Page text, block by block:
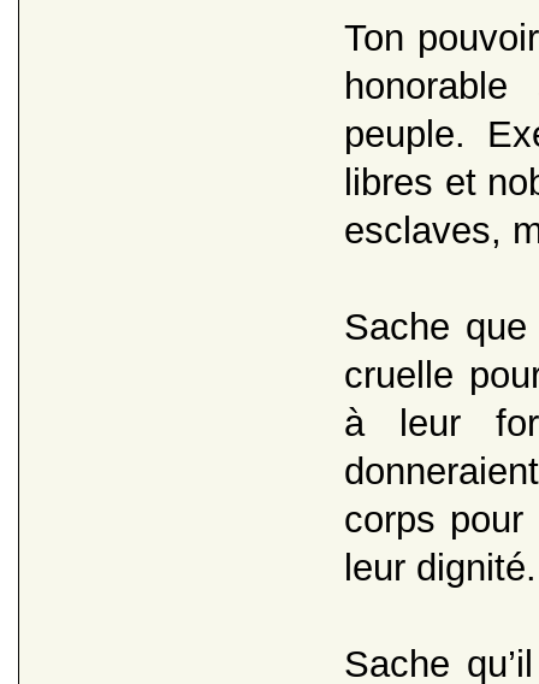
Ton
peuple.
libres et
esclaves,
Sache
cruelle
à leur
corps pour
leur dignité.
Sache